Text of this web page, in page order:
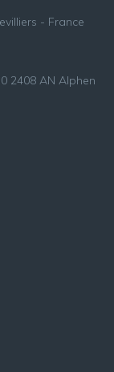
- France
2408 AN Alphen